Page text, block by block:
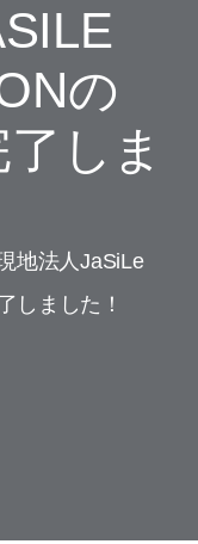
の
しま
地法人JaSiLe
しました！